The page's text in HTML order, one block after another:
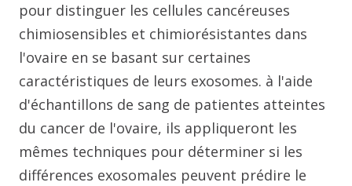
pour distinguer les cellules cancéreuses
chimiosensibles et chimiorésistantes dans
l'ovaire en se basant sur certaines
caractéristiques de leurs exosomes. à l'aide
d'échantillons de sang de patientes atteintes
du cancer de l'ovaire, ils appliqueront les
mêmes techniques pour déterminer si les
différences exosomales peuvent prédire le